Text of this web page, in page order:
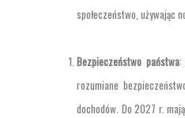
społeczeństwo, używając
Bezpieczeństwo państwa:
rozumiane
dochodów. Do 2027 r.